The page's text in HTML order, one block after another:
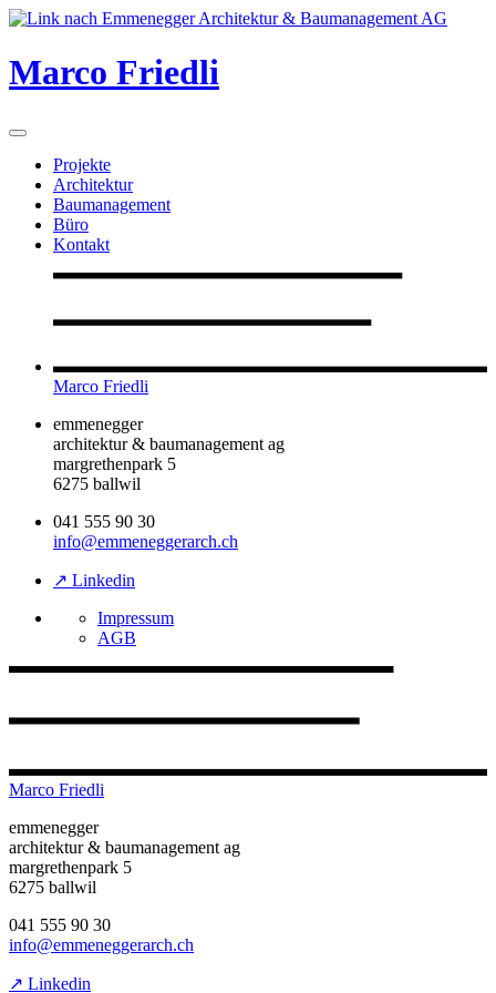
Marco Friedli
Projekte
Architektur
Baumanagement
Büro
Kontakt
Marco Friedli
emmenegger
architektur & baumanagement ag
margrethenpark 5
6275 ballwil
041 555 90 30
info@emmeneggerarch.ch
↗ Linkedin
Impressum
AGB
Marco Friedli
emmenegger
architektur & baumanagement ag
margrethenpark 5
6275 ballwil
041 555 90 30
info@emmeneggerarch.ch
↗ Linkedin